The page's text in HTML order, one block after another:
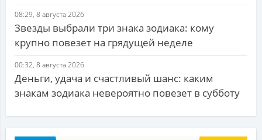
08:29, 8 августа 2026
Звезды выбрали три знака зодиака: кому
крупно повезет на грядущей неделе
00:32, 8 августа 2026
Деньги, удача и счастливый шанс: каким
знакам зодиака невероятно повезет в субботу